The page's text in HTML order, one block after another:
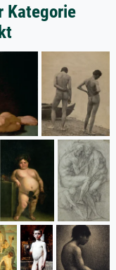
Kategorie